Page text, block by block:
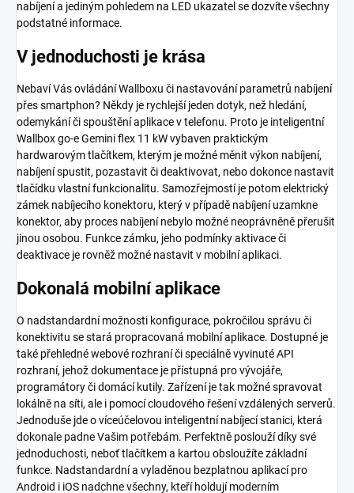
nabíjení a jediným pohledem na LED ukazatel se dozvíte všechny
podstatné informace.
V jednoduchosti je krása
Nebaví Vás ovládání Wallboxu či nastavování parametrů nabíjení
přes smartphon? Někdy je rychlejší jeden dotyk, než hledání,
odemykání či spouštění aplikace v telefonu. Proto je inteligentní
Wallbox go-e Gemini flex 11 kW vybaven praktickým
hardwarovým tlačítkem, kterým je možné měnit výkon nabíjení,
nabíjení spustit, pozastavit či deaktivovat, nebo dokonce nastavit
tlačídku vlastní funkcionalitu. Samozřejmostí je potom elektrický
zámek nabíjecího konektoru, který v případě nabíjení uzamkne
konektor, aby proces nabíjení nebylo možné neoprávněně přerušit
jinou osobou. Funkce zámku, jeho podmínky aktivace či
deaktivace je rovněž možné nastavit v mobilní aplikaci.
Dokonalá mobilní aplikace
O nadstandardní možnosti konfigurace, pokročilou správu či
konektivitu se stará propracovaná mobilní aplikace. Dostupné je
také přehledné webové rozhraní či speciálně vyvinuté API
rozhraní, jehož dokumentace je přístupná pro vývojáře,
programátory či domácí kutily. Zařízení je tak možné spravovat
lokálně na síti, ale i pomocí cloudového řešení vzdálených serverů.
Jednoduše jde o víceúčelovou inteligentní nabíjecí stanici, která
dokonale padne Vašim potřebám. Perfektně poslouží díky své
jednoduchosti, neboť tlačítkem a kartou obsloužíte základní
funkce. Nadstandardní a vyladěnou bezplatnou aplikací pro
Android i iOS nadchne všechny, kteří holdují moderním